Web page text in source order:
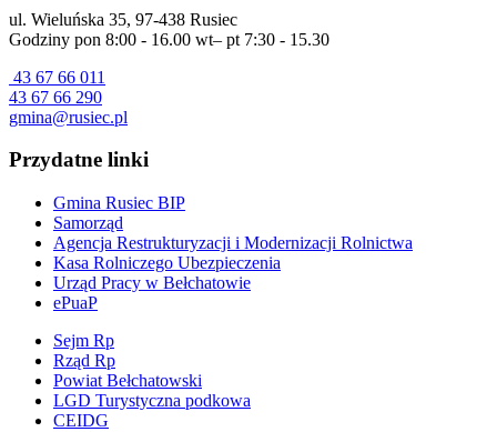
ul. Wieluńska 35, 97-438 Rusiec
Godziny pon 8:00 - 16.00 wt– pt 7:30 - 15.30
43 67 66 011
43 67 66 290
gmina@rusiec.pl
Przydatne linki
Gmina Rusiec BIP
Samorząd
Agencja Restrukturyzacji i Modernizacji Rolnictwa
Kasa Rolniczego Ubezpieczenia
Urząd Pracy w Bełchatowie
ePuaP
Sejm Rp
Rząd Rp
Powiat Bełchatowski
LGD Turystyczna podkowa
CEIDG